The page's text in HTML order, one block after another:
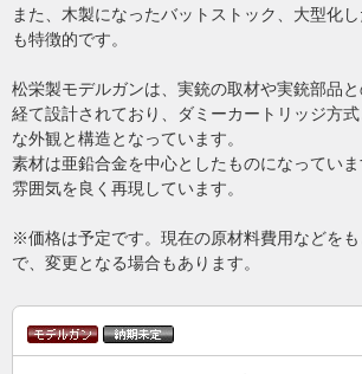
また、木製になったバットストック、大型化
も特徴的です。
松栄製モデルガンは、実銃の取材や実銃部品
経て設計されており、ダミーカートリッジ方
な外観と構造となっています。
素材は亜鉛合金を中心としたものになってい
雰囲気を良く再現しています。
※価格は予定です。現在の原材料費用などを
で、変更となる場合もあります。